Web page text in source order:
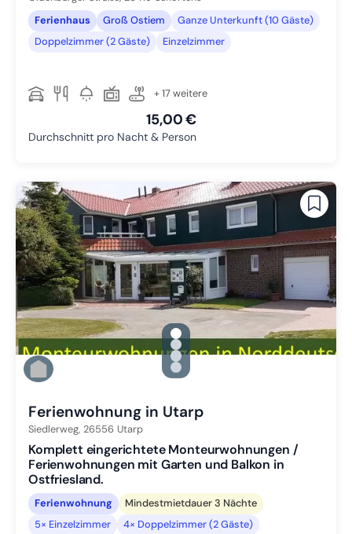
Ferienhaus
Groß Ostiem
Ganze Unterkunft (10 Gäste)
Doppelzimmer (2 Gäste)
Einzelzimmer
+ 17 weitere
15,00 €
Durchschnitt pro Nacht & Person
gallery.slide_selector
Zu Slide 1 wechseln
Zu Slide 2 wechseln
Zu Slide 3 wechseln
Zu Slide 4 wechseln
Ferienwohnung in Utarp
Siedlerweg, 26556 Utarp
Komplett eingerichtete Monteurwohnungen /
Ferienwohnungen mit Garten und Balkon in
Ostfriesland.
Ferienwohnung
Mindestmietdauer 3 Nächte
5× Einzelzimmer
4× Doppelzimmer (2 Gäste)